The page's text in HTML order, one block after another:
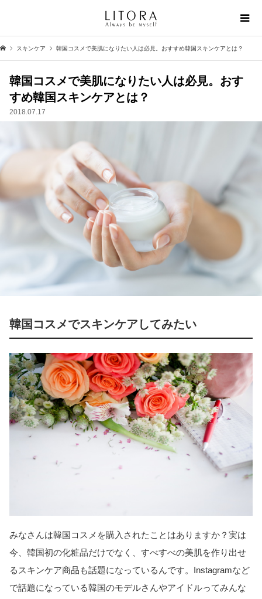
スキンケア 韓国コスメで美肌になりたい人は必見。おすすめ韓国スキンケアとは？
韓国コスメで美肌になりたい人は必見。おす
すめ韓国スキンケアとは？
2018.07.17
韓国コスメでスキンケアしてみたい
みなさんは韓国コスメを購入されたことはありますか？実は
今、韓国初の化粧品だけでなく、すべすべの美肌を作り出せ
るスキンケア商品も話題になっているんです。Instagramなど
で話題になっている韓国のモデルさんやアイドルってみんな